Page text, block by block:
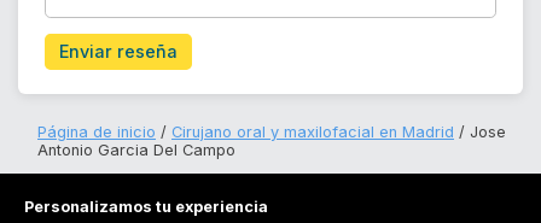
Enviar reseña
Página de inicio Cirujano oral y maxilofacial en Madrid
Jose
Antonio Garcia Del Campo
Personalizamos tu experiencia